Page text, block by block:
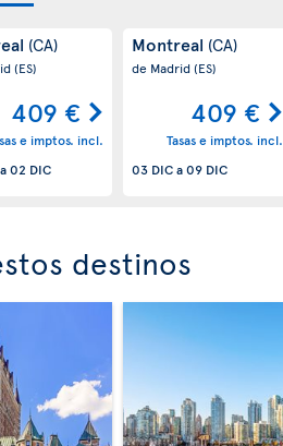
(CA)
(ES)
409 €
e imptos. incl.
02 DIC
Montreal (CA)
de Madrid(ES)
409 €
Tasas e imptos. incl.
03 DICa09 DIC
destinos